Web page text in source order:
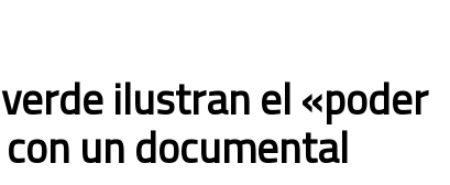
ilustran el «poder
un documental